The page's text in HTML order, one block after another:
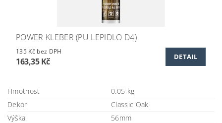
POWER KLEBER (PU LEPIDLO D4)
135 Kč bez DPH
163,35 Kč DETAIL
Hmotnost
0.05 kg
Dekor
Classic Oak
Výška
56mm